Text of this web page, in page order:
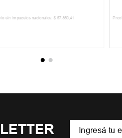
sin impuestos nacionales: $ 57.850 ,41